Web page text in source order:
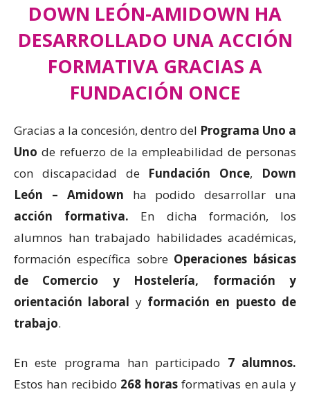
DOWN LEÓN-AMIDOWN HA
DESARROLLADO UNA ACCIÓN
FORMATIVA GRACIAS A
FUNDACIÓN ONCE
Gracias a la concesión, dentro del Programa Uno a
Uno de refuerzo de la empleabilidad de personas
con discapacidad de Fundación Once, Down
León – Amidown ha podido desarrollar una
acción formativa. En dicha formación, los
alumnos han trabajado habilidades académicas,
formación específica sobre Operaciones básicas
de Comercio y Hostelería,
formación y
orientación laboral y formación en puesto de
trabajo.
En este programa han participado 7 alumnos.
Estos han recibido 268 horas formativas en aula y